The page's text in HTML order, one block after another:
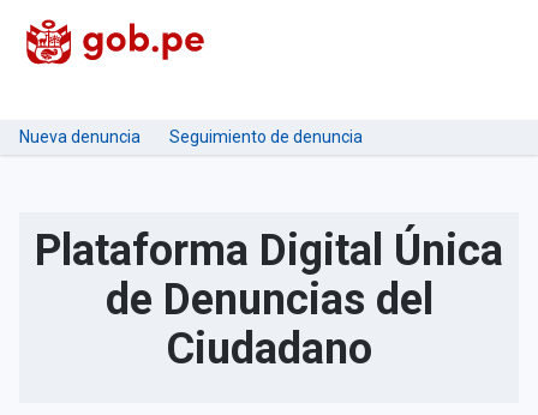
Nueva denuncia Seguimiento de denuncia
Plataforma Digital Única
de Denuncias del
Ciudadano